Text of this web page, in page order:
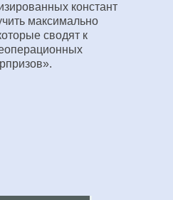
констант
максимально
сводят к